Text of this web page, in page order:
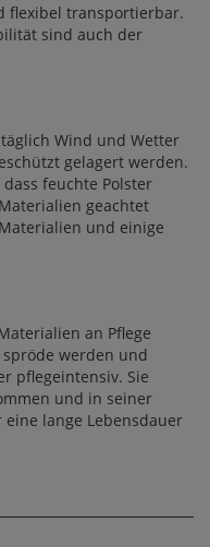
flexibel transportierbar.
sind auch der
Wind und Wetter
gelagert werden.
feuchte Polster
geachtet
und einige
an Pflege
werden und
pflegeintensiv. Sie
und in seiner
lange Lebensdauer